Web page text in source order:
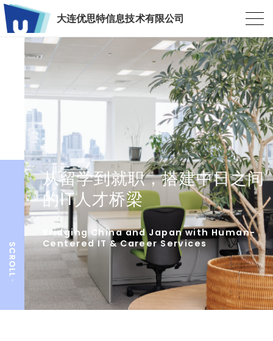
大连优思特信息技术有限公司
从留学到就职，搭建中日之间
的IT人才桥梁
Bridging China and Japan with Human-
Centered IT & Career Services